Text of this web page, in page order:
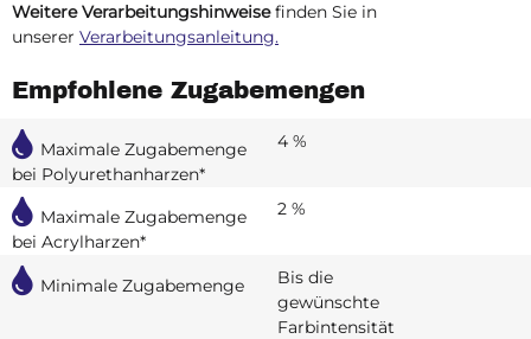
Weitere Verarbeitungshinweisefinden Sie in
unserer Verarbeitungsanleitung.
Empfohlene Zugabemengen
Maximale Zugabemenge
bei Polyurethanharzen*
4 %
Maximale Zugabemenge
bei Acrylharzen*
2 %
Minimale Zugabemenge
Bis die
gewünschte
Farbintensität